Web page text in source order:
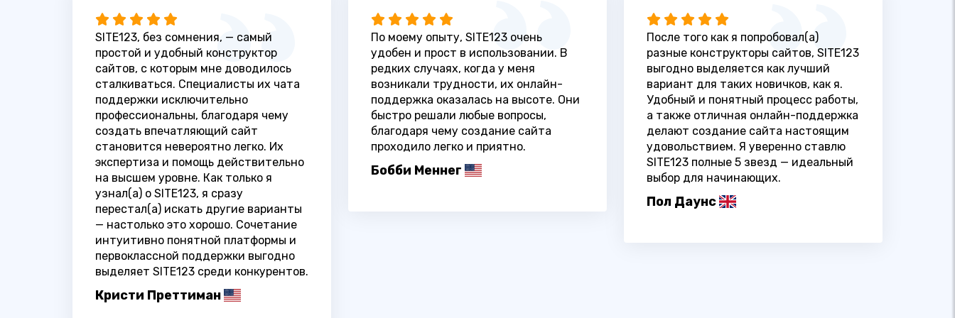
SITE123, без сомнения, — самый
простой и удобный конструктор
сайтов, с которым мне доводилось
сталкиваться. Специалисты их чата
поддержки исключительно
профессиональны, благодаря чему
создать впечатляющий сайт
становится невероятно легко. Их
экспертиза и помощь действительно
на высшем уровне. Как только я
узнал(а) о SITE123, я сразу
перестал(а) искать другие варианты
— настолько это хорошо. Сочетание
интуитивно понятной платформы и
первоклассной поддержки выгодно
выделяет SITE123 среди конкурентов.
Кристи Преттиман
По моему опыту, SITE123 очень
удобен и прост в использовании. В
редких случаях, когда у меня
возникали трудности, их онлайн-
поддержка оказалась на высоте. Они
быстро решали любые вопросы,
благодаря чему создание сайта
проходило легко и приятно.
Бобби Меннег
После того как я попробовал(а)
разные конструкторы сайтов, SITE123
выгодно выделяется как лучший
вариант для таких новичков, как я.
Удобный и понятный процесс работы,
а также отличная онлайн-поддержка
делают создание сайта настоящим
удовольствием. Я уверенно ставлю
SITE123 полные 5 звезд — идеальный
выбор для начинающих.
Пол Даунс